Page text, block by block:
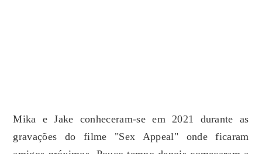
Mika e Jake conheceram-se em 2021 durante as
gravações do filme "Sex Appeal" onde ficaram